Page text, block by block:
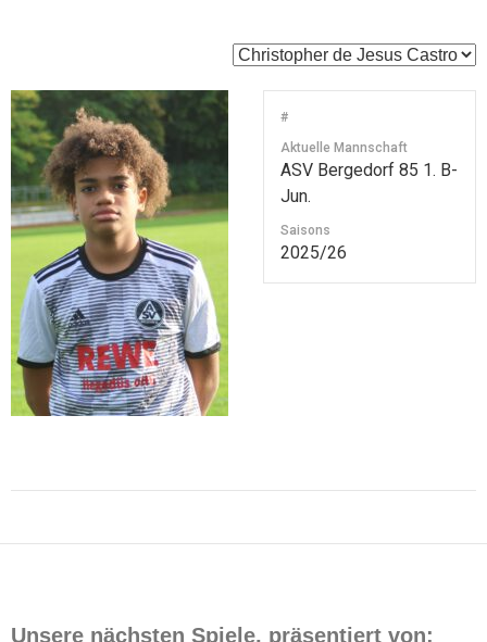
#
Aktuelle Mannschaft
ASV Bergedorf 85 1. B-
Jun.
Saisons
2025/26
Unsere nächsten Spiele, präsentiert von: